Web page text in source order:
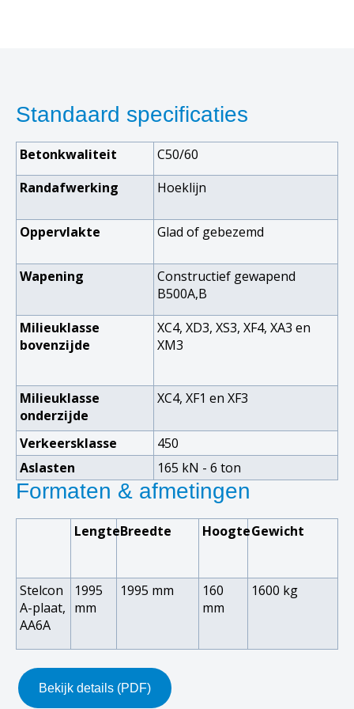
Standaard specificaties
Betonkwaliteit
C50/60
Randafwerking
Hoeklijn
Oppervlakte Glad of gebezemd
Wapening
Constructief gewapend
B500A,B
Milieuklasse
bovenzijde
XC4, XD3, XS3, XF4, XA3 en
XM3
Milieuklasse
onderzijde
XC4, XF1 en XF3
Verkeersklasse
450
Aslasten
165 kN - 6 ton
Formaten & afmetingen
LengteBreedte HoogteGewicht
Stelcon
A-plaat,
AA6A
1995
mm
1995 mm
160
mm
1600 kg
Bekijk details (PDF)